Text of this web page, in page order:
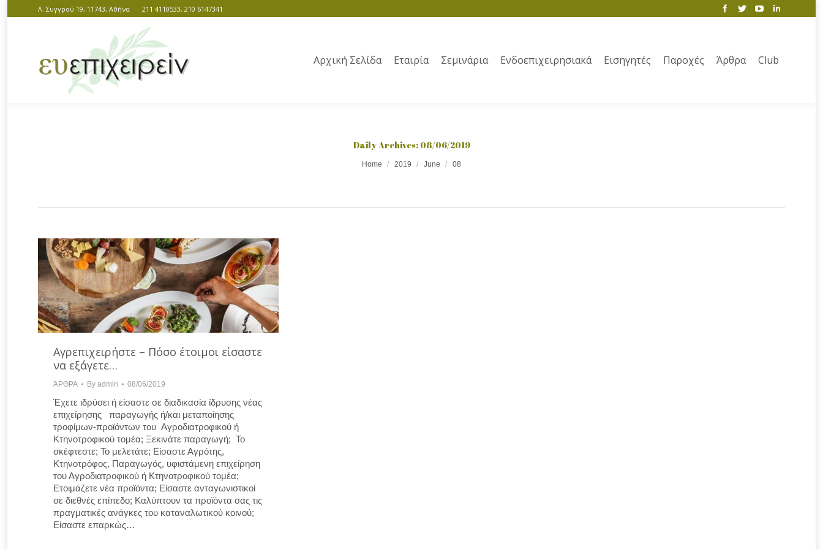
Λ. Συγγρού 19, 11743, Αθήνα 211 4110533, 210 6147341
Αρχική Σελίδα Εταιρία Σεμινάρια Ενδοεπιχειρησιακά Εισηγητές Παροχές Άρθρα Club
Daily Archives: 08/06/2019
Home 2019 June 08
Αγρεπιχειρήστε – Πόσο έτοιμοι είσαστε
να εξάγετε…
ΆΡΘΡΑ By admin 08/06/2019
Έχετε ιδρύσει ή είσαστε σε διαδικασία ίδρυσης νέας
επιχείρησης παραγωγής ή/και μεταποίησης
τροφίμων-προϊόντων του Αγροδιατροφικού ή
Κτηνοτροφικού τομέα; Ξεκινάτε παραγωγή; Το
σκέφτεστε; Το μελετάτε; Είσαστε Αγρότης,
Κτηνοτρόφος, Παραγωγός, υφιστάμενη επιχείρηση
του Αγροδιατροφικού ή Κτηνοτροφικού τομέα;
Ετοιμάζετε νέα προϊόντα; Είσαστε ανταγωνιστικοί
σε διεθνές επίπεδο; Καλύπτουν τα προϊόντα σας τις
πραγματικές ανάγκες του καταναλωτικού κοινού;
Είσαστε επαρκώς…